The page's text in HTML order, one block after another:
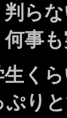
ら
事
く
り